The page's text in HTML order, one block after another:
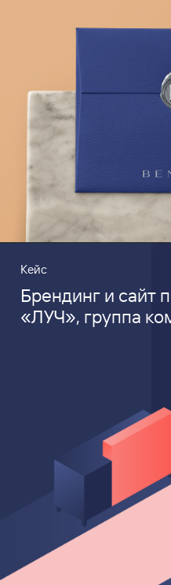
Кейс
Брендинг и сайт
«ЛУЧ», группа